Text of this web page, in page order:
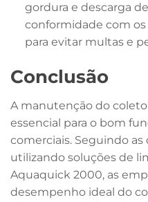
gordura e descarga
conformidade com
para evitar multas e
Conclusão
A manutenção do
essencial para o bom
comerciais. Seguindo
utilizando soluções de
Aquaquick 2000, as
desempenho ideal do